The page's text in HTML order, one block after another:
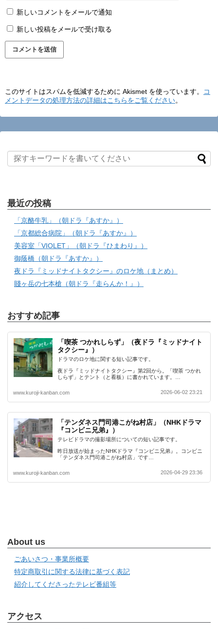
新しいコメントをメールで通知
新しい投稿をメールで受け取る
このサイトはスパムを低減するために Akismet を使っています。
コ
メントデータの処理方法の詳細はこちらをご覧ください。
最近の投稿
「京酪牛乳」（朝ドラ『あすか』）
「京都総合病院」（朝ドラ『あすか』）
美容室「VIOLET」（朝ドラ『ひまわり』）
御蔭橋（朝ドラ『あすか』）
夜ドラ『ミッドナイトタクシー』のロケ地（まとめ）
賤ヶ岳の七本槍（朝ドラ『走らんか！』）
おすすめ記事
「喫茶 つかれしらず」（夜ドラ『ミッドナイト
タクシー』）
ドラマのロケ地に関する短い記事です。
夜ドラ『ミッドナイトタクシー』第2回から。「喫茶 つかれ
しらず」とテント（と看板）に書かれています。…
www.kuroji-kanban.com 2026-06-02 23:21
「テンダネス門司港こがね村店」（NHKドラマ
『コンビニ兄弟』）
テレビドラマの撮影場所についての短い記事です。
昨日放送が始まったNHKドラマ『コンビニ兄弟』。コンビニ
「テンダネス門司港こがね村店」です…
www.kuroji-kanban.com 2026-04-29 23:36
About us
ごあいさつ・事業所概要
特定商取引に関する法律に基づく表記
紹介してくださったテレビ番組等
アクセス